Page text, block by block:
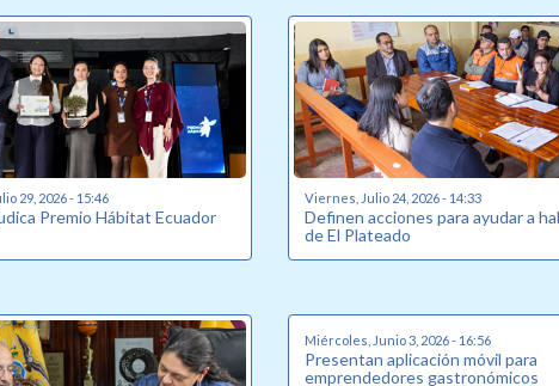
29, 2026 - 15:46
Premio Hábitat Ecuador
Viernes, Julio 24, 2026 - 14:33
Definen acciones para ayudar a
de El Plateado
Miércoles, Junio 3, 2026 - 16:56
Presentan aplicación móvil para
emprendedores gastronómicos